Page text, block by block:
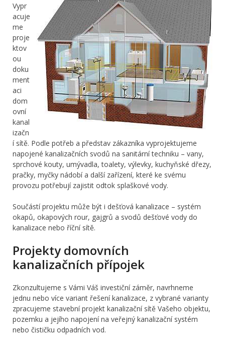
Vypr
acuje
me
proje
ktov
ou
doku
ment
aci
dom
ovní
kanal
izačn
í sítě. Podle potřeb a představ zákazníka vyprojektujeme
napojené kanalizačních svodů na sanitární techniku – vany,
sprchové kouty, umývadla, toalety, výlevky, kuchyňské dřezy,
pračky, myčky nádobí a další zařízení, které ke svému
provozu potřebují zajistit odtok splaškové vody.
Součástí projektu může být i dešťová kanalizace – systém
okapů, okapových rour, gajgrů a svodů dešťové vody do
kanalizace nebo říční sítě.
Projekty domovních
kanalizačních přípojek
Zkonzultujeme s Vámi Váš investiční záměr, navrhneme
jednu nebo více variant řešení kanalizace, z vybrané varianty
zpracujeme stavební projekt kanalizační sítě Vašeho objektu,
pozemku a jejího napojení na veřejný kanalizační systém
nebo čističku odpadních vod.